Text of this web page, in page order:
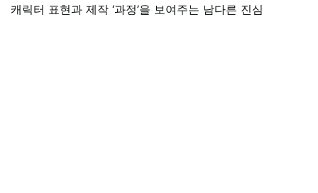
캐릭터 표현과 제작 ‘과정’을 보여주는 남다른 진심